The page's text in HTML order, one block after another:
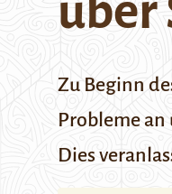
über
Zu Beginn
Probleme
Dies